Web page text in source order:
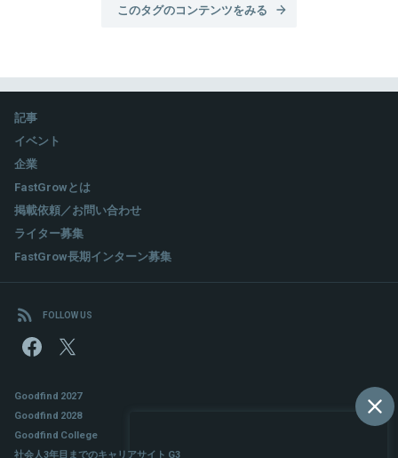
このタグのコンテンツをみる
記事
イベント
企業
FastGrowとは
掲載依頼／お問い合わせ
ライター募集
FastGrow長期インターン募集
FOLLOW US
Goodfind 2027
Goodfind 2028
Goodfind College
社会人3年目までのキャリアサイト G3